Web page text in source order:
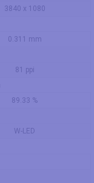
3840 x 1080
0.311 mm
81 ppi
89.33 %
W-LED